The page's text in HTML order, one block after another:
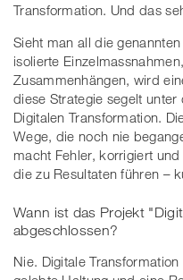
Transformation. Und das
Sieht man all die
isolierte
Zusammenhängen, wird
diese Strategie segelt
Digitalen Transformation.
Wege, die noch nie
macht Fehler, korrigiert
die zu Resultaten führen –
Wann ist das Projekt
abgeschlossen?
Nie. Digitale